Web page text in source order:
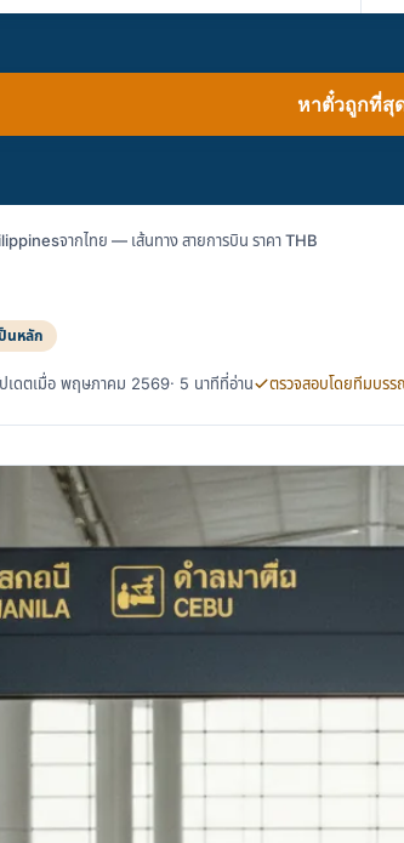
หาตั๋วถูกที่สุ
จากไทย — เส้นทาง สายการบิน ราคา THB
นหลัก
ปเดตเมื่อ พฤษภาคม 2569· 5 นาทีที่อ่าน ตรวจสอบโดยทีมบรร